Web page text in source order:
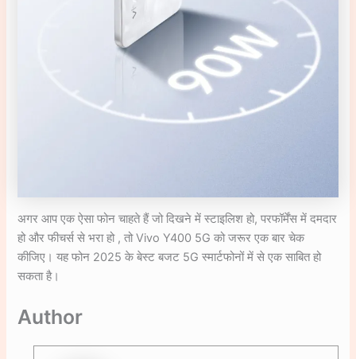
अगर आप एक ऐसा फोन चाहते हैं जो दिखने में स्टाइलिश हो, परफॉर्मेंस में दमदार
हो और फीचर्स से भरा हो , तो Vivo Y400 5G को जरूर एक बार चेक
कीजिए। यह फोन 2025 के बेस्ट बजट 5G स्मार्टफोनों में से एक साबित हो
सकता है।
Author